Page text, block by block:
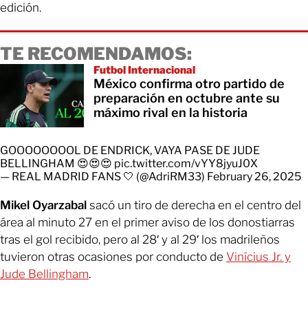
edición.
TE RECOMENDAMOS:
Futbol Internacional
México confirma otro partido de
preparación en octubre ante su
máximo rival en la historia
GOOOOOOOOL DE ENDRICK, VAYA PASE DE JUDE
BELLINGHAM 😍😍😍 pic.twitter.com/vYY8jyuJ0X
— REAL MADRID FANS 🤍 (@AdriRM33) February 26, 2025
Mikel Oyarzabal sacó un tiro de derecha en el centro del
área al minuto 27 en el primer aviso de los donostiarras
tras el gol recibido, pero al 28′ y al 29′ los madrileños
tuvieron otras ocasiones por conducto de Vinícius Jr. y
Jude Bellingham.